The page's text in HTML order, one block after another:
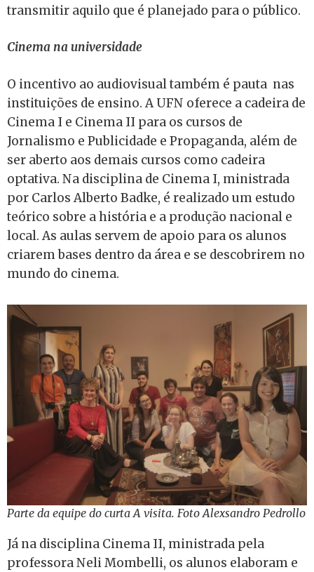
transmitir aquilo que é planejado para o público.
Cinema na universidade
O incentivo ao audiovisual também é pauta nas
instituições de ensino. A UFN oferece a cadeira de
Cinema I e Cinema II para os cursos de
Jornalismo e Publicidade e Propaganda, além de
ser aberto aos demais cursos como cadeira
optativa. Na disciplina de Cinema I, ministrada
por Carlos Alberto Badke, é realizado um estudo
teórico sobre a história e a produção nacional e
local. As aulas servem de apoio para os alunos
criarem bases dentro da área e se descobrirem no
mundo do cinema.
Parte da equipe do curta A visita. Foto Alexsandro Pedrollo
Já na disciplina Cinema II, ministrada pela
professora Neli Mombelli, os alunos elaboram e